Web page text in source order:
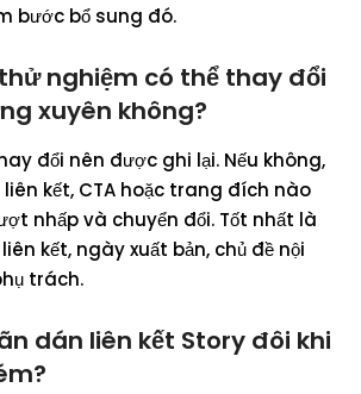
bước bổ sung đó.
nghiệm có thể thay đổi
xuyên không?
đổi nên được ghi lại. Nếu không,
kết, CTA hoặc trang đích nào
nhấp và chuyển đổi. Tốt nhất là
kết, ngày xuất bản, chủ đề nội
trách.
dán liên kết Story đôi khi